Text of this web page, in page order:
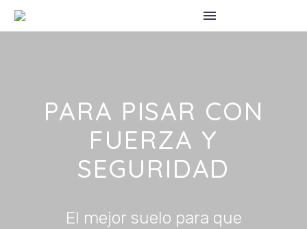
PARA PISAR CON
FUERZA Y
SEGURIDAD
El mejor suelo para que